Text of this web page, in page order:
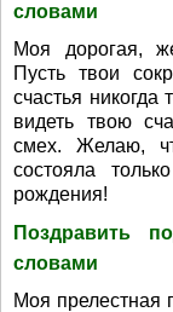
словами
Моя дорогая,
Пусть твои
счастья
видеть твою
смех. Желаю,
состояла
рождения!
Поздравить
словами
Моя прелестная